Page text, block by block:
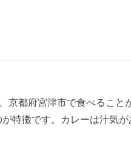
京都府宮津市で食べること
特徴です。カレーは汁気